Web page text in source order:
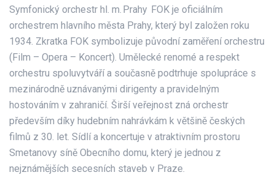
Symfonický orchestr hl. m. Prahy FOK je oficiálním
orchestrem hlavního města Prahy, který byl založen roku
1934. Zkratka FOK symbolizuje původní zaměření orchestru
(Film – Opera – Koncert). Umělecké renomé a respekt
orchestru spoluvytváří a současně podtrhuje spolupráce s
mezinárodně uznávanými dirigenty a pravidelným
hostováním v zahraničí. Širší veřejnost zná orchestr
především díky hudebním nahrávkám k většině českých
filmů z 30. let. Sídlí a koncertuje v atraktivním prostoru
Smetanovy síně Obecního domu, který je jednou z
nejznámějších secesních staveb v Praze.